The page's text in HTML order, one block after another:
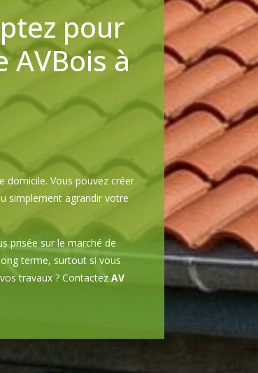
pour
AVBois à
domicile. Vous pouvez créer
simplement agrandir votre
prisée sur le marché de
terme, surtout si vous
travaux ? Contactez AV